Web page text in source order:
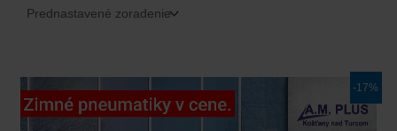
-17%
cena
bola:
cena
je: